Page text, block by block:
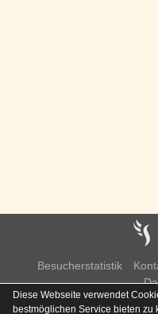
Besucherstatistik
Diese Webseite verwendet
bestmöglichen Service bieten zu